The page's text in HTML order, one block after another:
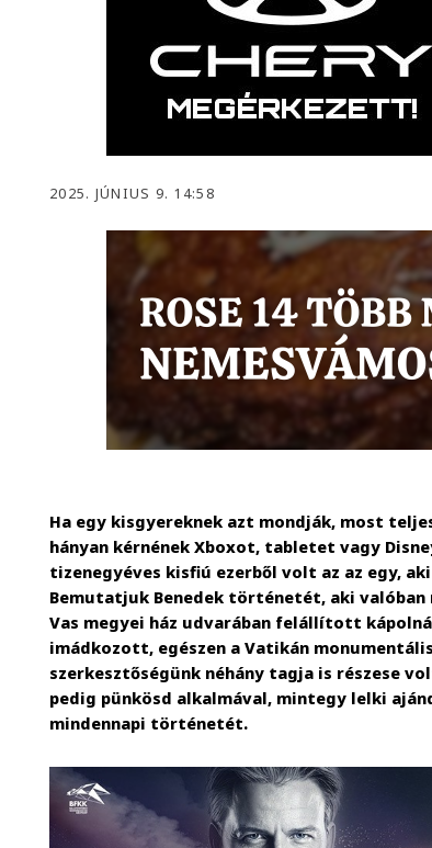
2025. JÚNIUS 9. 14:58
Ha egy kisgyereknek azt mondják, most
hányan kérnének Xboxot, tabletet vagy
tizenegyéves kisfiú ezerből volt az az egy,
Bemutatjuk Benedek történetét, aki
Vas megyei ház udvarában felállított
imádkozott, egészen a Vatikán
szerkesztőségünk néhány tagja is részese
pedig pünkösd alkalmával, mintegy lelki
mindennapi történetét.